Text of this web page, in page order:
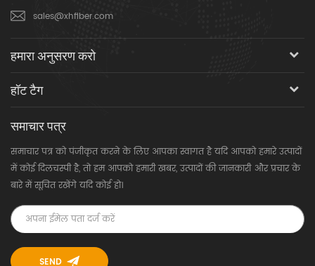
sales@xhfiber.com
हमारा अनुसरण करो
हॉट टैग
समाचार पत्र
समाचार पत्र को पंजीकृत करने के लिए आपका स्वागत है यदि आपको हमारे उत्पादों
में कोई दिलचस्पी है, तो हम आपको हमारी खबर, उत्पादों की जानकारी और प्रचार के
बारे में सूचित रखेंगे यदि कोई हो।